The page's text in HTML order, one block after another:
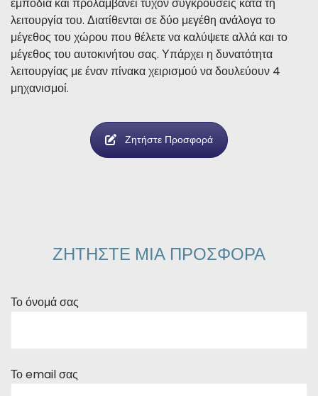
λειτουργία του. Διατίθενται σε δύο μεγέθη ανάλογα το
μέγεθος του χώρου που θέλετε να καλύψετε αλλά και το
μέγεθος του αυτοκινήτου σας. Υπάρχει η δυνατότητα
λειτουργίας με έναν πίνακα χειρισμού να δουλεύουν 4
μηχανισμοί.
Ζητήστε Προσφορά
ΖΗΤΗΣΤΕ ΜΙΑ ΠΡΟΣΦΟΡΑ
Το όνομά σας
Το email σας